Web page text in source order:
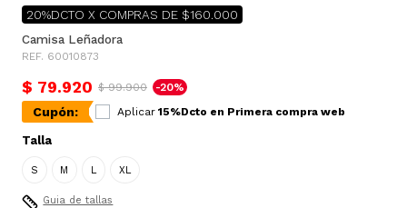
20%DCTO X COMPRAS DE $160.000
Camisa Leñadora
REF. 60010873
$ 79.920 $ 99.900 -20%
Cupón: Aplicar 15%Dcto en Primera compra web
Talla
S M L XL
Guia de tallas